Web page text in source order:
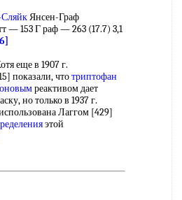
СляйкЯнсен-Граф
— 153 Г раф — 263 (17.7) 3,1
еще в 1907 г.
показали, чтотриптофан
реактивом дает
но только в 1937 г.
Лаггом [429]
этой